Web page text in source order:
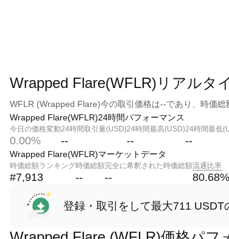
Wrapped Flare(WFLR)リアルタ
WFLR (Wrapped Flare)今の取引価格は--であり、時価総
Wrapped Flare(WFLR)24時間パフォーマンス
今日の価格変動
0.00%
24時間取引量(USD)
--
24時間最高(USD)
--
24時間最低
--
Wrapped Flare(WFLR)マーケットデータ
時価総額ランキング
#7,913
時価総額
--
完全に希釈された時価総額
--
流通比率
80.68%
登録・取引をして最大711 USDT